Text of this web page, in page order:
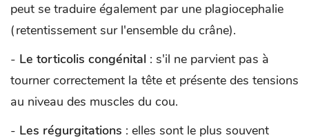
peut se traduire également par une plagiocephalie
(retentissement sur l'ensemble du crâne).
- Le torticolis congénital : s'il ne parvient pas à
tourner correctement la tête et présente des tensions
au niveau des muscles du cou.
- Les régurgitations : elles sont le plus souvent